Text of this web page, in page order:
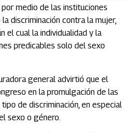
medio de las instituciones
discriminación contra la mujer,
el cual la individualidad y la
predicables solo del sexo
general advirtió que el
en la promulgación de las
de discriminación, en especial
sexo o género.